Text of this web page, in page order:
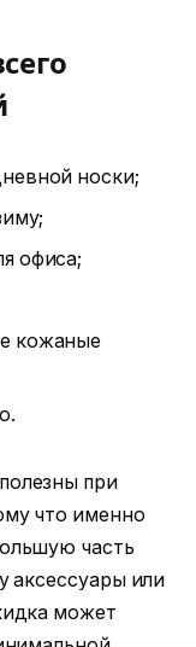
носки;
офиса;
кожаные
при
что именно
часть
аксессуары или
может